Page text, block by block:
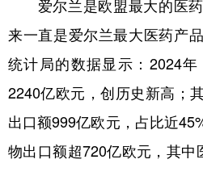
爱尔兰是欧盟最大的医药
来一直是爱尔兰最大医药产
统计局的数据显示：2024
2240亿欧元，创历史新高；
出口额999亿欧元，占比近
物出口额超720亿欧元，其中